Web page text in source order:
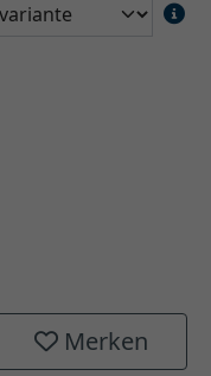
Merken